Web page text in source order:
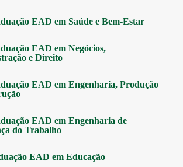
EAD em Saúde e Bem-Estar
EAD em Negócios,
e Direito
EAD em Engenharia, Produção
EAD em Engenharia de
do Trabalho
EAD em Educação